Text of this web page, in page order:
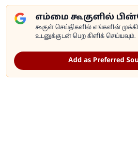
எம்மை கூகுளில்
கூகுள் செய்திகளில் எங்களின்
உடனுக்குடன் பெற கிளிக் செய்யவும்.
Add as Preferred